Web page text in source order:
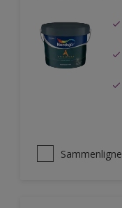
Sammenligne